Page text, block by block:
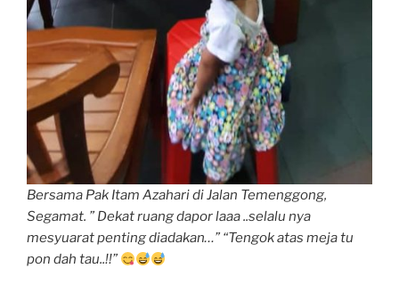
Bersama Pak Itam Azahari di Jalan Temenggong,
Segamat. ” Dekat ruang dapor laaa ..selalu nya
mesyuarat penting diadakan…” “Tengok atas meja tu
pon dah tau..!!”